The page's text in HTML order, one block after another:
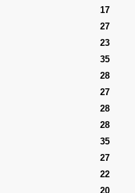
17
27
23
35
28
27
28
28
35
27
22
20